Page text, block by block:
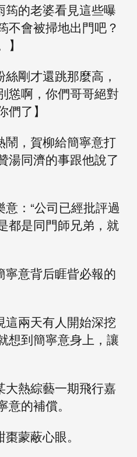
筠的老婆看見這些曝
不會被掃地出門吧？
絲剛才還跳那麼高，
慫啊，你們哥哥絕對
了】
鬧，賀柳給簡寧意打
湯同濟的事跟他說了
：“公司已經批評過
都是同門師兄弟，就
寧意背后睚眥必報的
這兩天有人開始深挖
想到簡寧意身上，讓
大熱綜藝一期飛行嘉
的補償。
蒙蔽心眼。